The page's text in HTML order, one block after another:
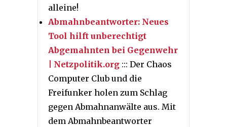
alleine!
Abmahnbeantworter: Neues
Tool hilft unberechtigt
Abgemahnten bei Gegenwehr
| Netzpolitik.org ::: Der Chaos
Computer Club und die
Freifunker holen zum Schlag
gegen Abmahnanwälte aus. Mit
dem Abmahnbeantworter